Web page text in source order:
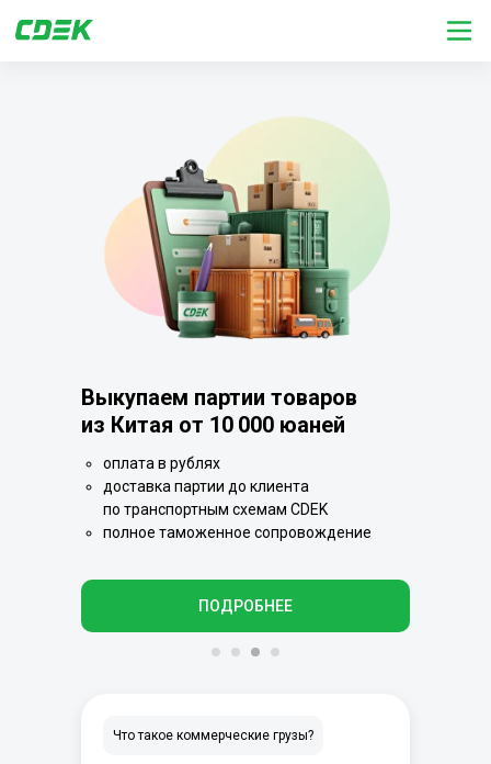
оплата в рублях
доставка партии до клиента
по транспортным схемам CDEK
полное таможенное сопровождение
Выкупаем партии товаров
из Китая от 10 000 юаней
ПОДРОБНЕЕ
Что такое коммерческие грузы?